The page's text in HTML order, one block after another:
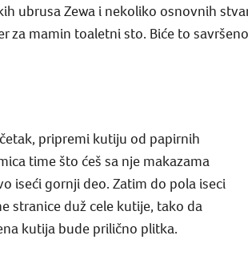
ubrusa Zewa i nekoliko osnovnih
za mamin toaletni sto. Biće to
pripremi kutiju od papirnih
time što ćeš sa nje makazama
iseći gornji deo. Zatim do pola iseci
stranice duž cele kutije, tako da
kutija bude prilično plitka.